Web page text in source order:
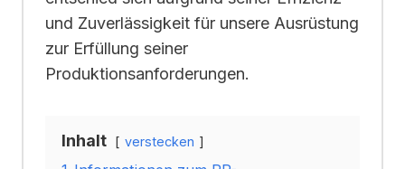
und Zuverlässigkeit für unsere Ausrüstung
zur Erfüllung seiner
Produktionsanforderungen.
Inhalt verstecken